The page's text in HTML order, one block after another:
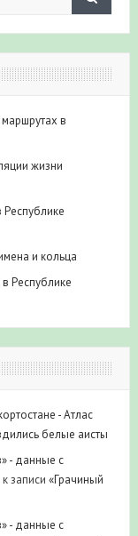
в
жизни
и кольца
Республике
- Атлас
белые аисты
- данные с
к записи «Грачиный
- данные с